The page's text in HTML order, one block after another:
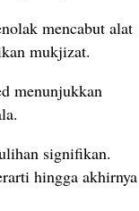
mencabut alat
mukjizat.
menunjukkan
signifikan.
hingga akhirnya